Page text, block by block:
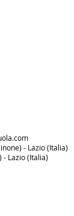
- Lazio (Italia)
- Lazio (Italia)